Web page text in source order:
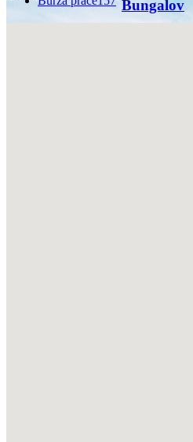
Bungalov